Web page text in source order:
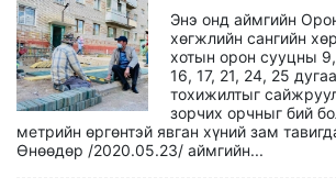
Энэ онд аймгийн
хөгжлийн сангийн
хотын орон сууцны 9,
16, 17, 21, 24, 25
тохижилтыг
зорчих орчныг бий
метрийн өргөнтэй явган хүний зам
Ѳнѳѳдѳр /2020.05.23/ аймгийн...